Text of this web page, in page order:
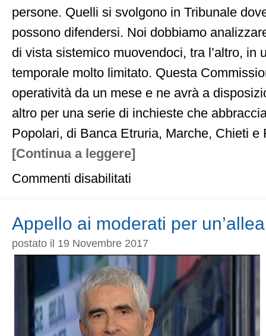
persone. Quelli si svolgono in Tribunale
possono difendersi. Noi dobbiamo
di vista sistemico muovendoci, tra l’altro, in
temporale molto limitato. Questa
operatività da un mese e ne avrà a
altro per una serie di inchieste che
Popolari, di Banca Etruria, Marche, Chieti e
[Continua a leggere]
Commenti disabilitati
e
Zonin”
Appello ai moderati per
postato il 19 Novembre 2017